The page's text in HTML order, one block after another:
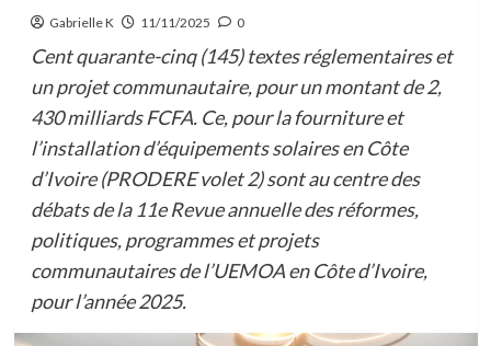
Gabrielle K 11/11/2025 0
Cent quarante-cinq (145) textes réglementaires et
un projet communautaire, pour un montant de 2,
430 milliards FCFA. Ce, pour la fourniture et
l’installation d’équipements solaires en Côte
d’Ivoire (PRODERE volet 2) sont au centre des
débats de la 11e Revue annuelle des réformes,
politiques, programmes et projets
communautaires de l’UEMOA en Côte d’Ivoire,
pour l’année 2025.